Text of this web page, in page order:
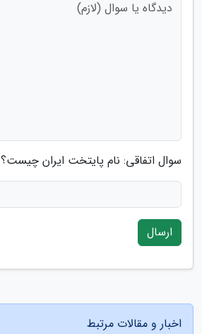
سوال اتفاقی: نام پایتخت ایران چیست؟
ارسال
اخبار و مقالات مرتبط